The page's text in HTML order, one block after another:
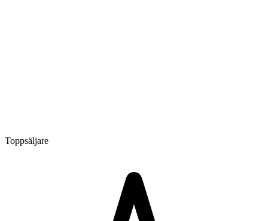
Toppsäljare